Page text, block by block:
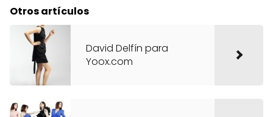
Otros artículos
David Delfín para
Yoox.com